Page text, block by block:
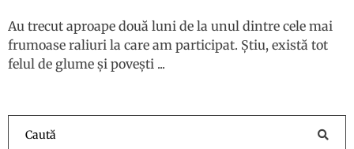
Au trecut aproape două luni de la unul dintre cele mai
frumoase raliuri la care am participat. Știu, există tot
felul de glume și povești ...